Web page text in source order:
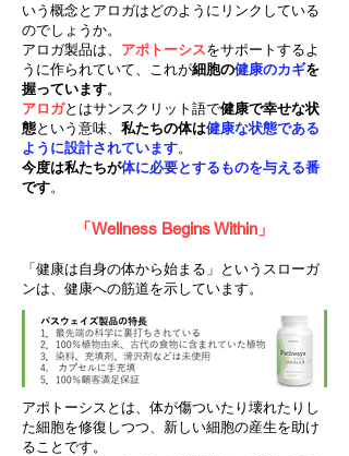
いう概念とアロガはどのようにリンクしている
のでしょうか。
アロガ製品は、 アポト ーシスをサポートするよ
うに作られていて、これが細胞の健康のカギを
握っています。
アロガとはサンスクリット語で健康で幸せな状
態という意味、 私たちの体は健康な状態である
ように設計されています。
今度は私たちが体に必要とするものを与える番
です。
「Wellness Begins Within」
「健康は自身の体から始まる」というスローガ
ンは、健康への筋道を示しています。
アポトーシスとは、体が傷ついたり壊れたりし
た細胞を修復しつつ、新しい細胞の産生を助け
ることです。